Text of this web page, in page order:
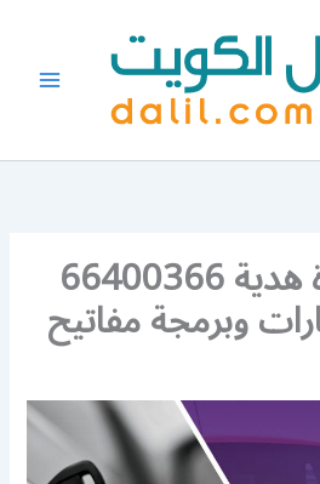
فتح باب سيارة هدية 66400366
وبرمجة مفاتيح